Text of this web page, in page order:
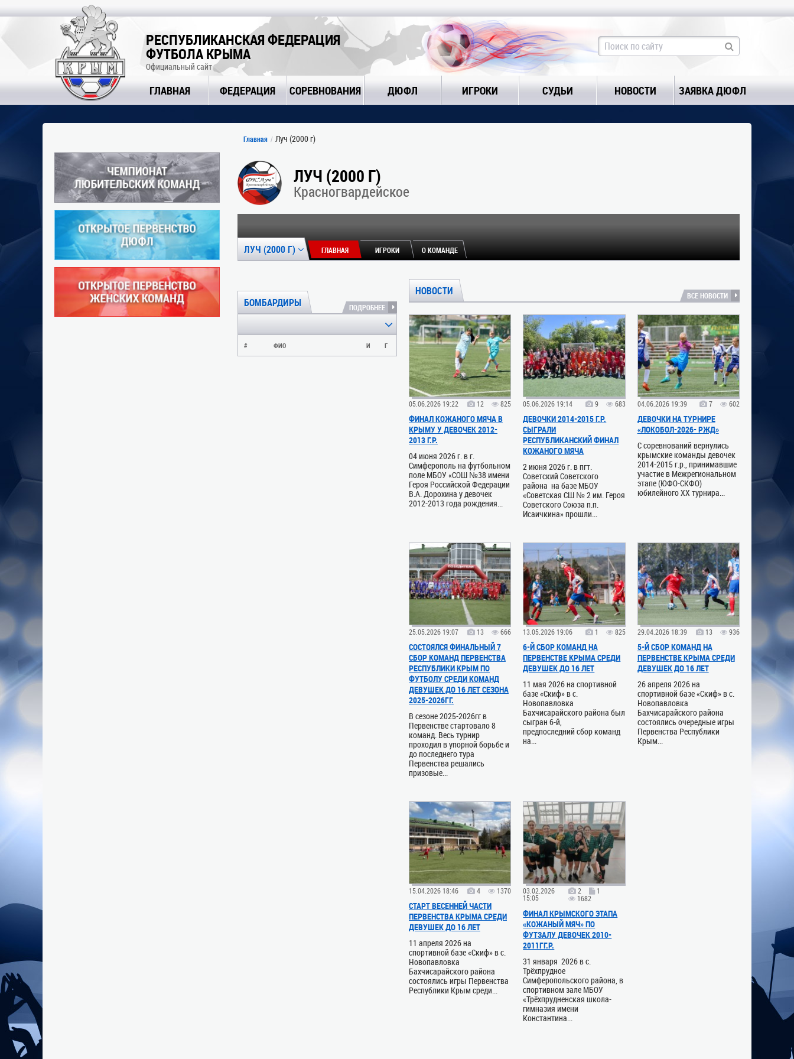
РЕСПУБЛИКАНСКАЯ ФЕДЕРАЦИЯ
ФУТБОЛА КРЫМА
Официальный сайт
ГЛАВНАЯ ФЕДЕРАЦИЯ СОРЕВНОВАНИЯ ДЮФЛ ИГРОКИ СУДЬИ НОВОСТИ ЗАЯВКА ДЮФЛ
Главная Луч (2000 г)
ЛУЧ (2000 Г)
Красногвардейское
ЛУЧ (2000 Г) ГЛАВНАЯ ИГРОКИ О КОМАНДЕ
БОМБАРДИРЫ ПОДРОБНЕЕ
# ФИО И Г
НОВОСТИ ВСЕ НОВОСТИ
05.06.2026 19:22 12 825
ФИНАЛ КОЖАНОГО МЯЧА В
КРЫМУ У ДЕВОЧЕК 2012-
2013 Г.Р.
04 июня 2026 г. в г.
Симферополь на футбольном
поле МБОУ «СОШ №38 имени
Героя Российской Федерации
В.А. Дорохина у девочек
2012-2013 года рождения...
05.06.2026 19:14 9 683
ДЕВОЧКИ 2014-2015 Г.Р.
СЫГРАЛИ
РЕСПУБЛИКАНСКИЙ ФИНАЛ
КОЖАНОГО МЯЧА
2 июня 2026 г. в пгт.
Советский Советского
района на базе МБОУ
«Советская СШ № 2 им. Героя
Советского Союза п.п.
Исаичкина» прошли...
04.06.2026 19:39 7 602
ДЕВОЧКИ НА ТУРНИРЕ
«ЛОКОБОЛ-2026- РЖД»
С соревнований вернулись
крымские команды девочек
2014-2015 г.р., принимавшие
участие в Межрегиональном
этапе (ЮФО-СКФО)
юбилейного ХХ турнира...
25.05.2026 19:07 13 666
СОСТОЯЛСЯ ФИНАЛЬНЫЙ 7
СБОР КОМАНД ПЕРВЕНСТВА
РЕСПУБЛИКИ КРЫМ ПО
ФУТБОЛУ СРЕДИ КОМАНД
ДЕВУШЕК ДО 16 ЛЕТ СЕЗОНА
2025-2026ГГ.
В сезоне 2025-2026гг в
Первенстве стартовало 8
команд. Весь турнир
проходил в упорной борьбе и
до последнего тура
Первенства решались
призовые...
13.05.2026 19:06 1 825
6-Й СБОР КОМАНД НА
ПЕРВЕНСТВЕ КРЫМА СРЕДИ
ДЕВУШЕК ДО 16 ЛЕТ
11 мая 2026 на спортивной
базе «Скиф» в с.
Новопавловка
Бахчисарайского района был
сыгран 6-й,
предпоследний сбор команд
на...
29.04.2026 18:39 13 936
5-Й СБОР КОМАНД НА
ПЕРВЕНСТВЕ КРЫМА СРЕДИ
ДЕВУШЕК ДО 16 ЛЕТ
26 апреля 2026 на
спортивной базе «Скиф» в с.
Новопавловка
Бахчисарайского района
состоялись очередные игры
Первенства Республики
Крым...
15.04.2026 18:46 4 1370
СТАРТ ВЕСЕННЕЙ ЧАСТИ
ПЕРВЕНСТВА КРЫМА СРЕДИ
ДЕВУШЕК ДО 16 ЛЕТ
11 апреля 2026 на
спортивной базе «Скиф» в с.
Новопавловка
Бахчисарайского района
состоялись игры Первенства
Республики Крым среди...
03.02.2026
15:05
2
1
1682
ФИНАЛ КРЫМСКОГО ЭТАПА
«КОЖАНЫЙ МЯЧ» ПО
ФУТЗАЛУ ДЕВОЧЕК 2010-
2011ГГ.Р.
31 января 2026 в с.
Трёхпрудное
Симферопольского района, в
спортивном зале МБОУ
«Трёхпрудненская школа-
гимназия имени
Константина...